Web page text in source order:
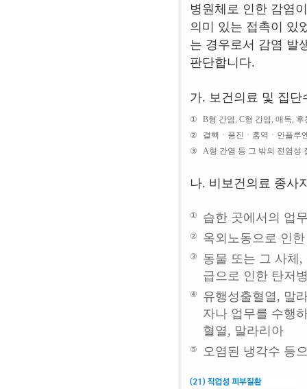
병원체로 인한 감염
의미 있는 접촉이 있
는 경우로서 감염 발
판단합니다.
가. 보건의료 및 집
①
B형 간염, C형 간염, 매독,
②
결핵ㆍ풍진ㆍ홍역ㆍ인플루
③
A형 간염 등 그 밖의 전염성
나. 비보건의료 종사
① 습한 곳에서의 업
② 옥외노동으로 인
③
동물 또는 그 사체
급으로 인한 탄저
④
유행성출혈열, 말
자나 업무를 수행
혈열, 말라리아
⑤ 오염된 냉각수 등